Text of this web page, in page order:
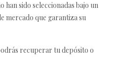
han sido seleccionadas bajo un
mercado que garantiza su
recuperar tu depósito o